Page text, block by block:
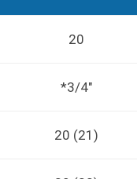
20
*3/4"
20 (21)